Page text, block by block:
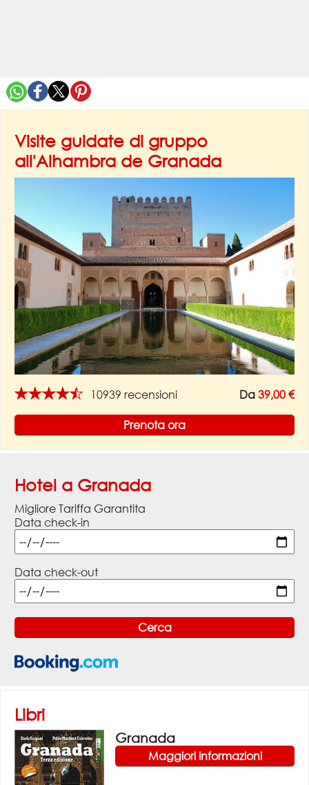
Visite guidate di gruppo
all'Alhambra de Granada
★★★★★ 10939 recensioni Da 39,00 €
Prenota ora
Hotel a Granada
Migliore Tariffa Garantita
Data check-in
Data check-out
Libri
Granada
Maggiori informazioni